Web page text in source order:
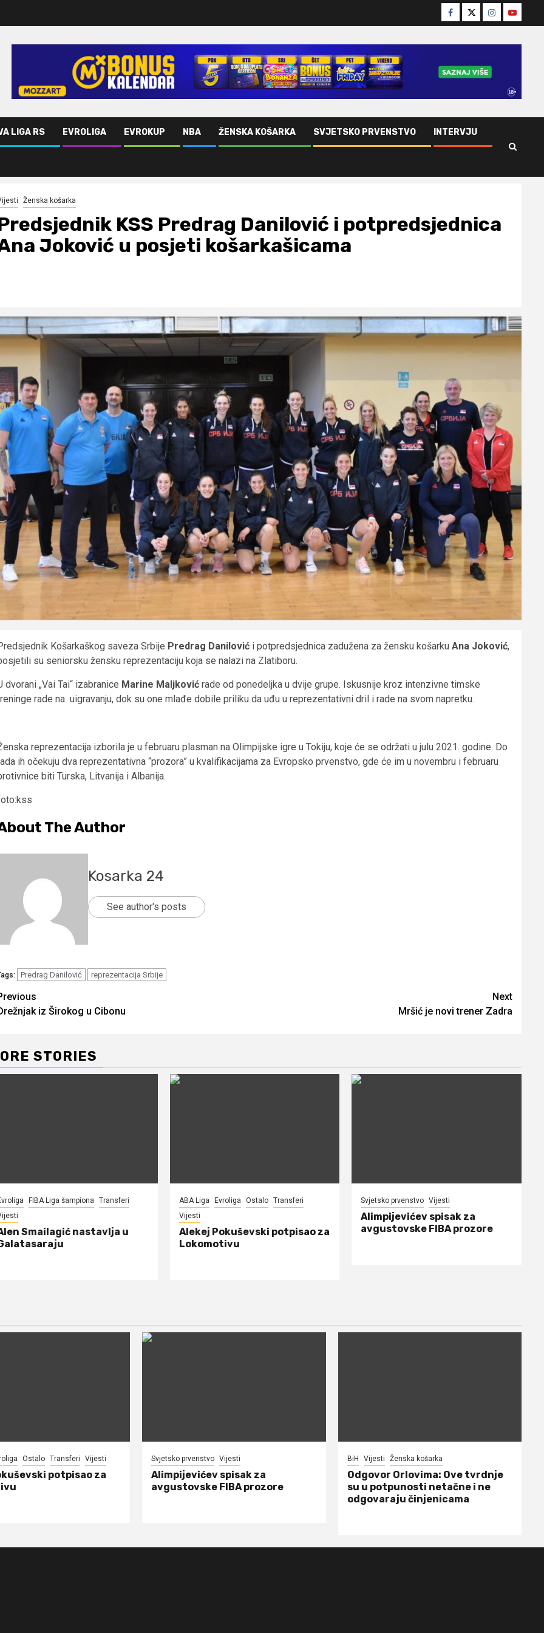
Facebook
TwitterInstagram
Youtube
LIGA RS EVROLIGA EVROKUP NBA ŽENSKA KOŠARKA SVJETSKO PRVENSTVO INTERVJU
Ženska košarka
KSS Predrag Danilović i potpredsjednica
Joković u posjeti košarkašicama
Košarkaškog saveza Srbije Predrag Danilović i potpredsjednica zadužena za žensku košarku Ana Joković,
su seniorsku žensku reprezentaciju koja se nalazi na Zlatiboru.
dvorani „Vai Tai“ izabranice Marine Maljković rade od ponedeljka u dvije grupe. Iskusnije kroz intenzivne timske
rade na uigravanju, dok su one mlađe dobile priliku da uđu u reprezentativni dril i rade na svom napretku.
reprezentacija izborila je u februaru plasman na Olimpijske igre u Tokiju, koje će se održati u julu 2021. godine. Do
ih očekuju dva reprezentativna “prozora” u kvalifikacijama za Evropsko prvenstvo, gde će im u novembru i februaru
biti Turska, Litvanija i Albanija.
The Author
Kosarka 24
See author's posts
Predrag Danilović reprezentacija Srbije
iz Širokog u Cibonu
Next
Mršić je novi trener Zadra
STORIES
FIBA Liga šampiona
Transferi
Smailagić nastavlja u
ABA Liga Evroliga Ostalo Transferi
Vijesti
Alekej Pokuševski potpisao za
Lokomotivu
Svjetsko prvenstvo Vijesti
Alimpijevićev spisak za
avgustovske FIBA prozore
Ostalo Transferi Vijesti
potpisao za
Svjetsko prvenstvo Vijesti
Alimpijevićev spisak za
avgustovske FIBA prozore
BiH Vijesti Ženska košarka
Odgovor Orlovima: ​Ove tvrdnje
su u potpunosti netačne i ne
odgovaraju činjenicama